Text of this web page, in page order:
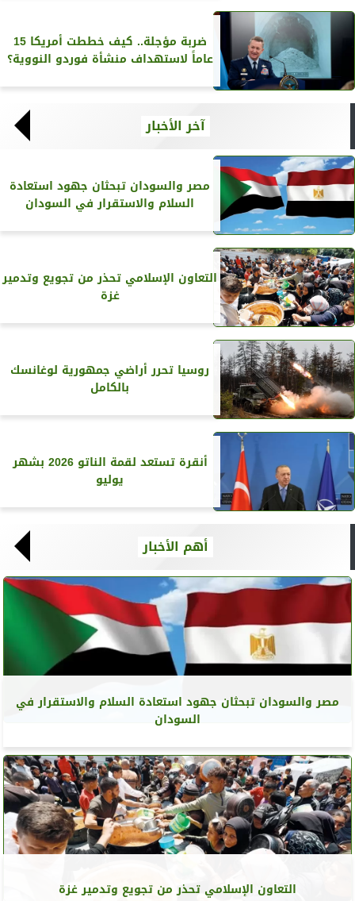
ضربة مؤجلة.. كيف خططت أمريكا 15
عاماً لاستهداف منشأة فوردو النووية؟
آخر الأخبار
مصر والسودان تبحثان جهود استعادة
السلام والاستقرار في السودان
التعاون الإسلامي تحذر من تجويع وتدمير
غزة
روسيا تحرر أراضي جمهورية لوغانسك
بالكامل
أنقرة تستعد لقمة الناتو 2026 بشهر
يوليو
أهم الأخبار
مصر والسودان تبحثان جهود استعادة السلام والاستقرار في
السودان
التعاون الإسلامي تحذر من تجويع وتدمير غزة